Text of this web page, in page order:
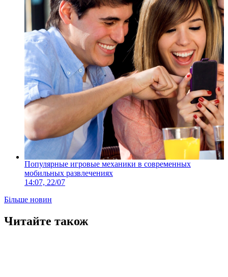
Популярные игровые механики в современных
мобильных развлечениях
14:07, 22/07
Більше новин
Читайте також